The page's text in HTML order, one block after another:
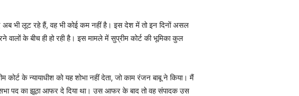
भी लूट रहे हैं, वह भी कोई कम नहीं है। इस देश में तो इन दिनों असल
के बीच ही हो रही है। इस मामले में सुप्रीम कोर्ट की भूमिका कुल
कोर्ट के न्यायाधीश को यह शोभा नहीं देता, जो काम रंजन बाबू ने किया। मैं
पद का झूठा आफर दे दिया था। उस आफर के बाद तो वह संपादक उस